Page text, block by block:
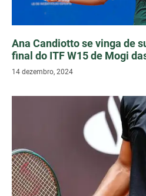
Ana Candiotto se vinga de
final do ITF W15 de Mogi
14 dezembro, 2024